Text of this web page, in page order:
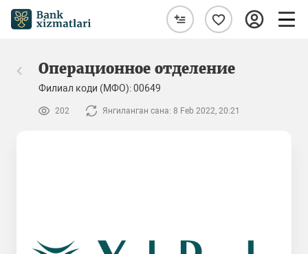
Операционное отделение
Филиал коди (МФО): 00649
202 Янгиланган сана: 8 Feb 2022, 20:21